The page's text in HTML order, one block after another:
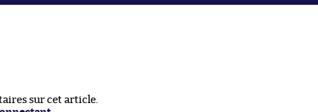
sur cet article.